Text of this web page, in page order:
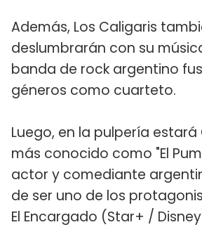
Además, Los Caligaris
deslumbrarán con su
banda de rock argentino
géneros como cuarteto.
Luego, en la pulpería estará
más conocido como "El
actor y comediante
de ser uno de los
El Encargado (Star+ /